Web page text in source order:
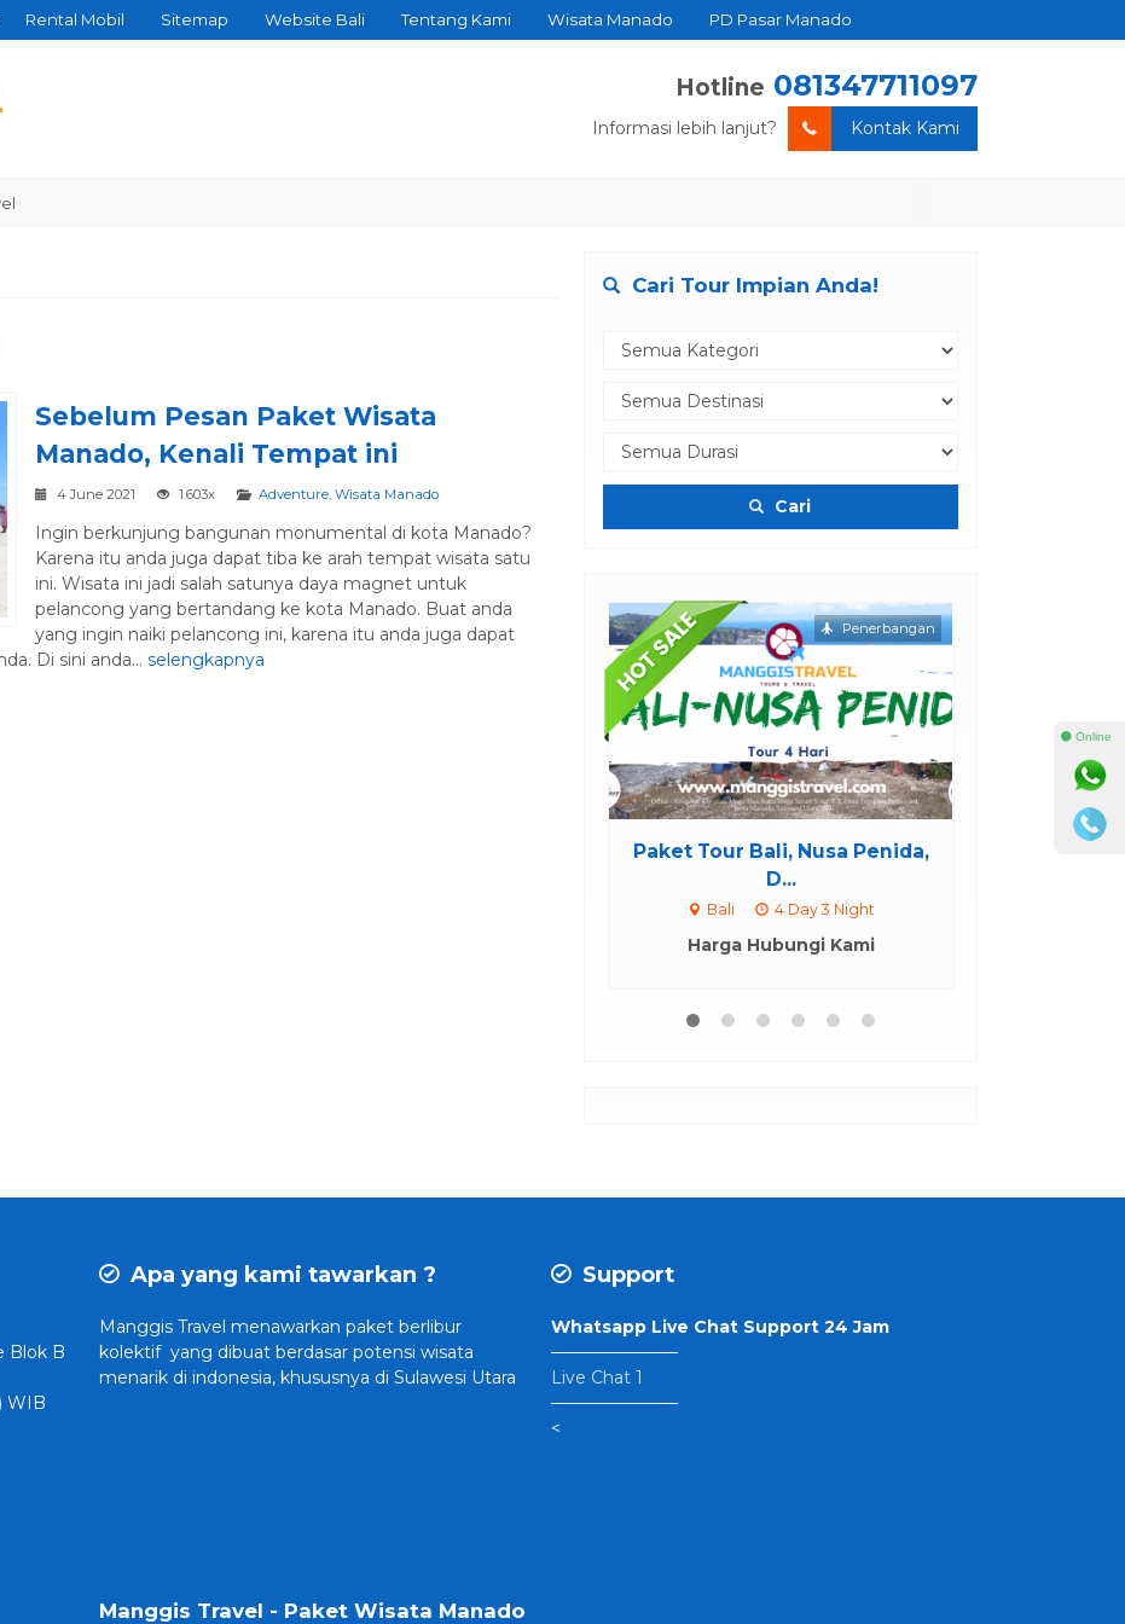
Rental Mobil Sitemap Website Bali Tentang Kami Wisata Manado PD Pasar Manado
Hotline 081347711097
Informasi lebih lanjut? Kontak Kami
datang Teman Manggis Travel
Sebelum Pesan Paket Wisata
Manado, Kenali Tempat ini
4 June 2021 1.603x Adventure, Wisata Manado
Ingin berkunjung bangunan monumental di kota Manado?
Karena itu anda juga dapat tiba ke arah tempat wisata satu
ini. Wisata ini jadi salah satunya daya magnet untuk
pelancong yang bertandang ke kota Manado. Buat anda
yang ingin naiki pelancong ini, karena itu anda juga dapat
Di sini anda... selengkapnya
Cari Tour Impian Anda!
Cari
Paket Tour Bali, Nusa Penida,
Penerbangan
Paket Wisata Adventure
Tour Manado
Harga Hubungi Kami
Blok B
WIB
Apa yang kami tawarkan ?
Manggis Travel menawarkan paket berlibur
kolektif yang dibuatberdasar potensi wisata
menarik di indonesia, khususnya di Sulawesi Utara
Support
Whatsapp Live Chat Support 24 Jam
———————–
Live Chat 1
———————–
<
Manggis Travel - Paket Wisata Manado
⚫ Online